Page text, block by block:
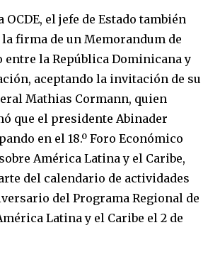
OCDE, el jefe de Estado también
firma de un Memorandum de
la República Dominicana y
aceptando la invitación de su
Mathias Cormann, quien
que el presidente Abinader
en el 18.º Foro Económico
América Latina y el Caribe,
del calendario de actividades
del Programa Regional de
Latina y el Caribe el 2 de